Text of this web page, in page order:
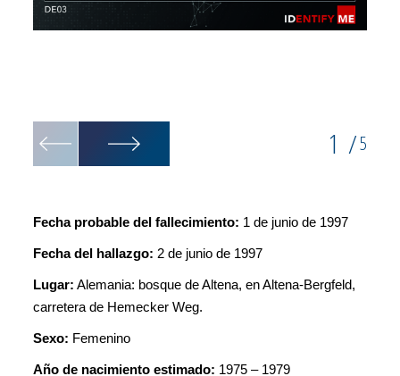
1 /5
Fecha probable del fallecimiento: 1 de junio de 1997
Fecha del hallazgo: 2 de junio de 1997
Lugar: Alemania: bosque de Altena, en Altena-Bergfeld,
carretera de Hemecker Weg.
Sexo: Femenino
Año de nacimiento estimado: 1975 – 1979